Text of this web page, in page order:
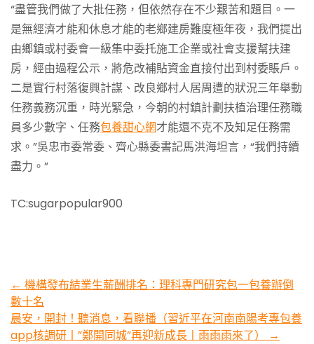
“盡管我們做了大批任務，但依然存在不少艱苦和題目。一
是無經濟才能和休息才能的老鄉建房難度極年夜，我們提出
由鄉鎮或村委會一級集中委托施工企業或社會支援幫扶建
房，經由過程公示，將危改補貼資金直接付出到村委賬戶。
二是實行村落復興計謀、改良鄉村人居周遭的狀況三年舉動
任務義務沉重，時光緊急，今朝的村鎮計劃扶植治理任務職
員多少數字、任務包養甜心網才能還不克不及知足任務需
求。”吳忠市委常委、齊心縣委書記馬洪海坦言，“我們持續
盡力。”
TC:sugarpopular900
Post
navigation
← 機構發布結業生薪酬排名：理科專門研究包一包養辦倒
數十名
晨安，開封！聽消息，看聯播（習近平在河南南陽考專包養
app核調研丨”鄭開同城”再迎新成長丨雨雨雨來了）
→